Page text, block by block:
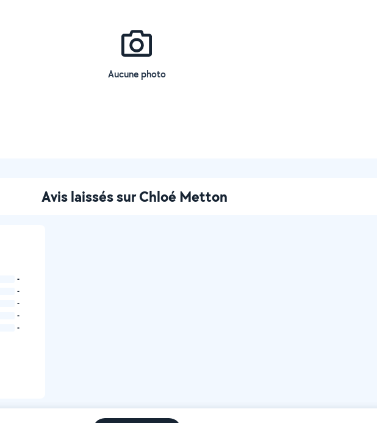
Aucune photo
Avis laissés sur Chloé Metton
-
-
-
-
-